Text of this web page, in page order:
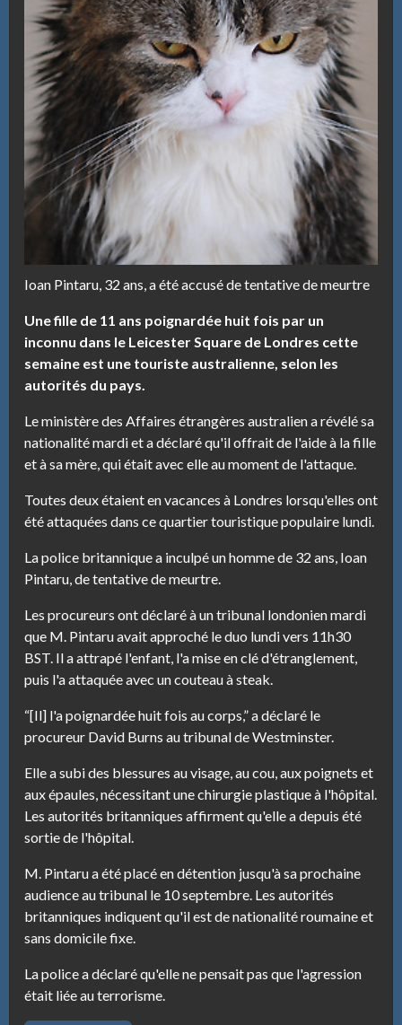
Ioan Pintaru, 32 ans, a été accusé de tentative de meurtre
Une fille de 11 ans poignardée huit fois par un
inconnu dans le Leicester Square de Londres cette
semaine est une touriste australienne, selon les
autorités du pays.
Le ministère des Affaires étrangères australien a révélé sa
nationalité mardi et a déclaré qu'il offrait de l'aide à la fille
et à sa mère, qui était avec elle au moment de l'attaque.
Toutes deux étaient en vacances à Londres lorsqu'elles ont
été attaquées dans ce quartier touristique populaire lundi.
La police britannique a inculpé un homme de 32 ans, Ioan
Pintaru, de tentative de meurtre.
Les procureurs ont déclaré à un tribunal londonien mardi
que M. Pintaru avait approché le duo lundi vers 11h30
BST. Il a attrapé l'enfant, l'a mise en clé d'étranglement,
puis l'a attaquée avec un couteau à steak.
“[Il] l'a poignardée huit fois au corps,” a déclaré le
procureur David Burns au tribunal de Westminster.
Elle a subi des blessures au visage, au cou, aux poignets et
aux épaules, nécessitant une chirurgie plastique à l'hôpital.
Les autorités britanniques affirment qu'elle a depuis été
sortie de l'hôpital.
M. Pintaru a été placé en détention jusqu'à sa prochaine
audience au tribunal le 10 septembre. Les autorités
britanniques indiquent qu'il est de nationalité roumaine et
sans domicile fixe.
La police a déclaré qu'elle ne pensait pas que l'agression
était liée au terrorisme.